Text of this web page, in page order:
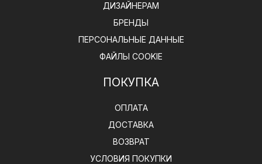
ДИЗАЙНЕРАМ
БРЕНДЫ
ПЕРСОНАЛЬНЫЕ ДАННЫЕ
ФАЙЛЫ COOKIE
ПОКУПКА
ОПЛАТА
ДОСТАВКА
ВОЗВРАТ
УСЛОВИЯ ПОКУПКИ